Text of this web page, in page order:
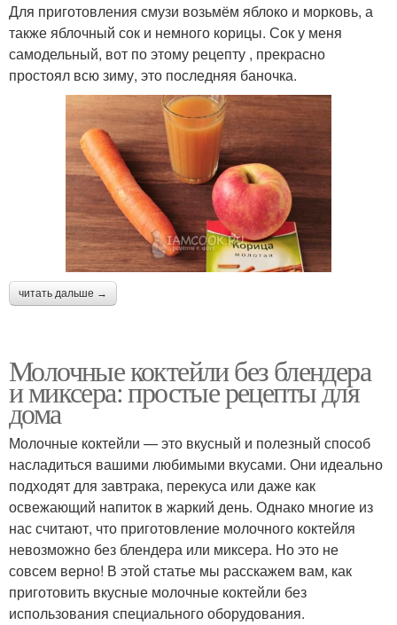
Для приготовления смузи возьмём яблоко и морковь, а
также яблочный сок и немного корицы. Сок у меня
самодельный, вот по этому рецепту , прекрасно
простоял всю зиму, это последняя баночка.
читать дальше →
Молочные коктейли без блендера
и миксера: простые рецепты для
дома
Молочные коктейли — это вкусный и полезный способ
насладиться вашими любимыми вкусами. Они идеально
подходят для завтрака, перекуса или даже как
освежающий напиток в жаркий день. Однако многие из
нас считают, что приготовление молочного коктейля
невозможно без блендера или миксера. Но это не
совсем верно! В этой статье мы расскажем вам, как
приготовить вкусные молочные коктейли без
использования специального оборудования.